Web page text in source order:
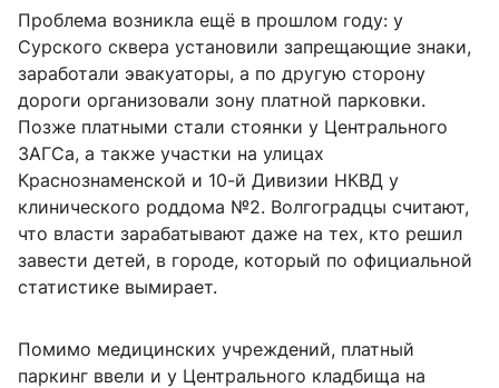
Проблема возникла ещё в прошлом году: у
Сурского сквера установили запрещающие знаки,
заработали эвакуаторы, а по другую сторону
дороги организовали зону платной парковки.
Позже платными стали стоянки у Центрального
ЗАГСа, а также участки на улицах
Краснознаменской и 10-й Дивизии НКВД у
клинического роддома №2. Волгоградцы считают,
что власти зарабатывают даже на тех, кто решил
завести детей, в городе, который по официальной
статистике вымирает.
Помимо медицинских учреждений, платный
паркинг ввели и у Центрального кладбища на